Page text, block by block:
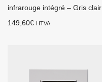
infrarouge intégré – Gris clair
149,60€ HTVA